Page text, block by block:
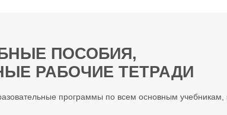
ПОСОБИЯ,
РАБОЧИЕ ТЕТРАДИ
программы по всем основным учебникам,